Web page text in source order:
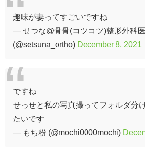
趣味が妻ってすごいですね
— せつな@骨骨(コツコツ)整形外科医
(@setsuna_ortho) December 8, 2021
ですね
せっせと私の写真撮ってフォルダ分
たいです
— もち粉 (@mochi0000mochi)